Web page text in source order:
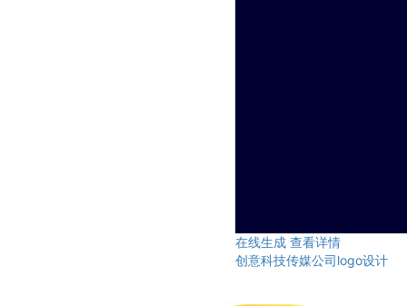
在线生成 查看详情
创意科技传媒公司logo设计